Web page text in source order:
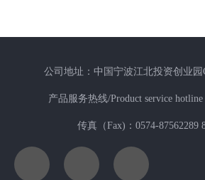
公司地址：中国宁波江北投资创业园
产品服务热线/Product service
传真（Fax)：0574-87562289